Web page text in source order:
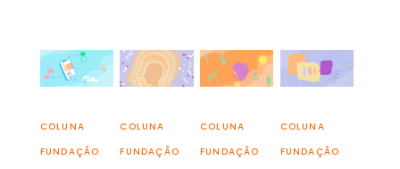
COLUNA
FUNDAÇÃO
COLUNA
FUNDAÇÃO
COLUNA
FUNDAÇÃO
COLUNA
FUNDAÇÃO